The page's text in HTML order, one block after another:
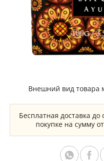
Внешний вид товара
Бесплатная доставка
покупке на сумму